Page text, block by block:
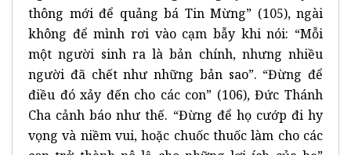
thông mới để quảng bá Tin Mừng” (105), ngài
không để mình rơi vào cạm bẫy khi nói: “Mỗi
một người sinh ra là bản chính, nhưng nhiều
người đã chết như những bản sao”. “Đừng để
điều đó xảy đến cho các con” (106), Đức Thánh
Cha cảnh báo như thế. “Đừng để họ cướp đi hy
vọng và niềm vui, hoặc chuốc thuốc làm cho các